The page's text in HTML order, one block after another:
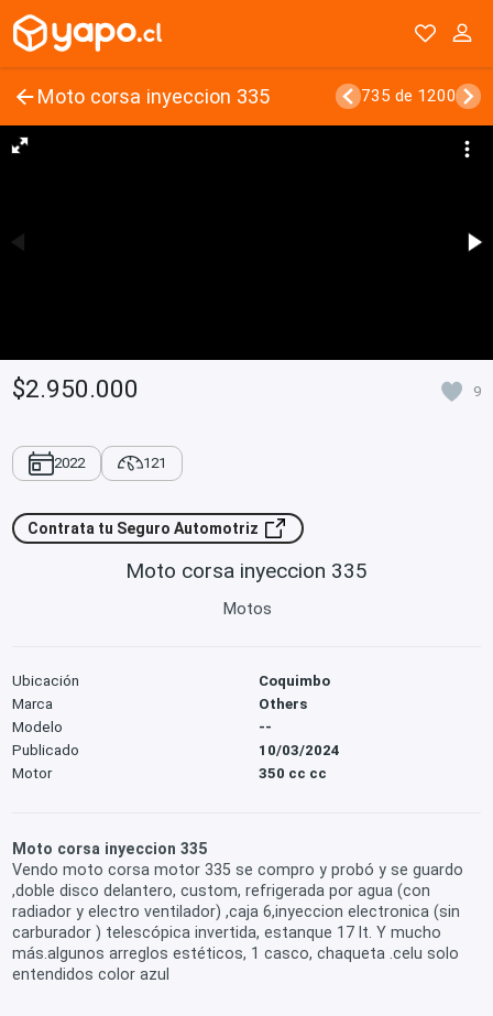
Moto corsa inyeccion 335 735 de 1200
$2.950.000 9
2022 121
Contrata tu Seguro Automotriz
Moto corsa inyeccion 335
Motos
Ubicación
Coquimbo
Marca
Others
Modelo
--
Publicado
10/03/2024
Motor
350 cc cc
Moto corsa inyeccion 335
Vendo moto corsa motor 335 se compro y probó y se guardo
,doble disco delantero, custom, refrigerada por agua (con
radiador y electro ventilador) ,caja 6,inyeccion electronica (sin
carburador ) telescópica invertida, estanque 17 lt. Y mucho
más.algunos arreglos estéticos, 1 casco, chaqueta .celu solo
entendidos color azul